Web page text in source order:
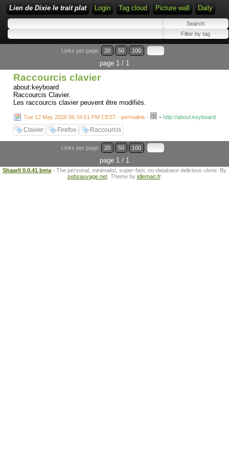
Lien de Dixie le trait plat Login Tag cloud Picture wall Daily
Links per page: 20 50 100
page 1 / 1
Raccourcis clavier
about:keyboard
Raccourcis Clavier.
Les raccourcis clavier peuvent être modifiés.
Tue 12 May 2026 06:34:51 PM CEST - permalink - - http://about:keyboard
Clavier Firefox Raccourcis
Links per page: 20 50 100
page 1 / 1
Shaarli 0.0.41 beta - The personal, minimalist, super-fast, no-database delicious clone. By
sebsauvage.net. Theme by idleman.fr.